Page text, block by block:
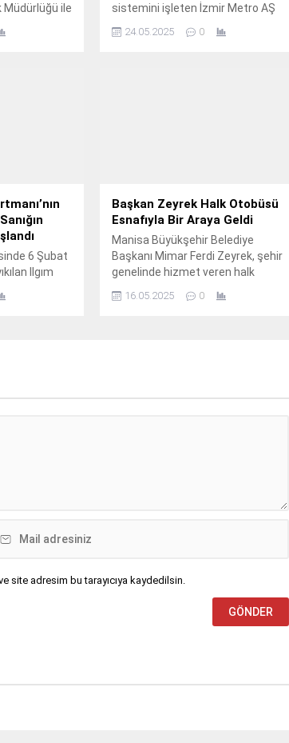
Müdürlüğü ile
Çevre
sistemini işleten İzmir Metro AŞ
hizmette 25 yılı geride bıraktı.
24.05.2025 0
6 Şubat
Ilgım
yapı
5. Ağır
Başkan Zeyrek Halk Otobüsü
Esnafıyla Bir Araya Geldi
Manisa Büyükşehir Belediye
Başkanı Mimar Ferdi Zeyrek, şehir
genelinde hizmet veren halk
başkanlarıyla bir araya geldi.
16.05.2025 0
site adresim bu tarayıcıya kaydedilsin.